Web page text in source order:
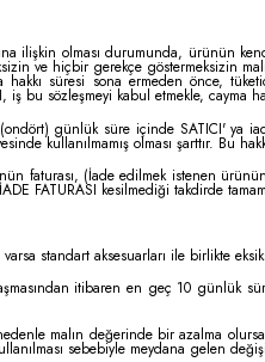
ilişkin olması durumunda, ürünün
ve hiçbir gerekçe göstermeksizin
süresi sona ermeden önce,
iş bu sözleşmeyi kabul etmekle,
(ondört) günlük süre içinde SATICI' ya
kullanılmamış olması şarttır. Bu
faturası, (İade edilmek istenen
FATURASI kesilmediği takdirde
standart aksesuarları ile birlikte
itibaren en geç 10 günlük
malın değerinde bir azalma
sebebiyle meydana gelen